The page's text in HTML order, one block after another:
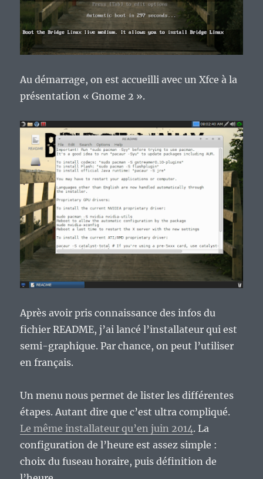
Au démarrage, on est accueilli avec un Xfce à la
présentation « Gnome 2 ».
Après avoir pris connaissance des infos du
fichier README, j’ai lancé l’installateur qui est
semi-graphique. Par chance, on peut l’utiliser
en français.
Un menu nous permet de lister les différentes
étapes. Autant dire que c’est ultra compliqué.
Le même installateur qu’en juin 2014. La
configuration de l’heure est assez simple :
choix du fuseau horaire, puis définition de